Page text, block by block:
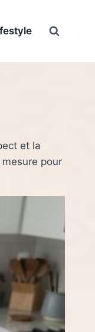
et la
pour